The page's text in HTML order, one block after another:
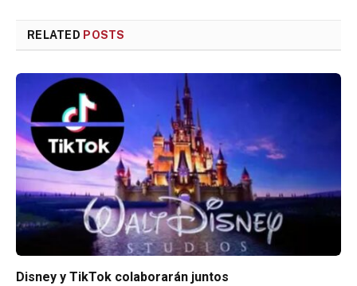
RELATED POSTS
Disney y TikTok colaborarán juntos